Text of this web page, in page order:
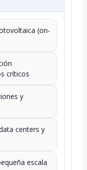
(on-
críticos
y
centers y
escala